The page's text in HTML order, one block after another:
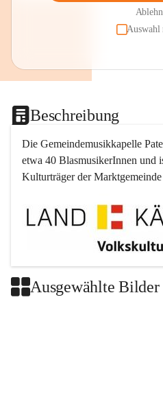
Auswahl
Beschreibung
Die Gemeindemusikkapelle
etwa 40 BlasmusikerInnen und
Kulturträger der Marktgemeinde
Ausgewählte Bilder